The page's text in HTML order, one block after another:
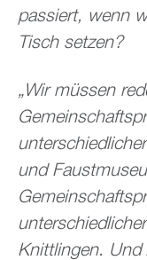
passiert, wenn
Tisch setzen?
„Wir müssen
und
Knittlingen. Und